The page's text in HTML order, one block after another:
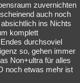
zuvernichten
auch noch
ins Nichts
komplett
durchsoviel
so, gehen immer
Non+ultra für alles
noch etwas mehr ist